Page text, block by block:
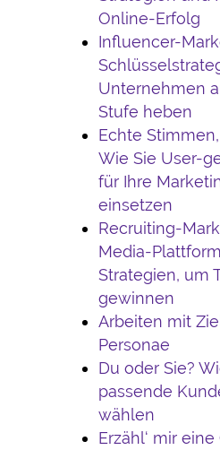
Online-Erfolg
Influencer-
Unternehmen
Stufe heben
Echte
Wie Sie User-
für Ihre
einsetzen
Recruiting-
Media-
Strategien, um
gewinnen
Arbeiten mit
Personae
Du oder Sie?
passende
wählen
Erzähl‘ mir